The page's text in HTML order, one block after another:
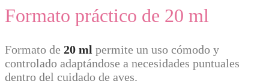
Formato práctico de 20 ml
Formato de 20 ml permite un uso cómodo y
controlado adaptándose a necesidades puntuales
dentro del cuidado de aves.